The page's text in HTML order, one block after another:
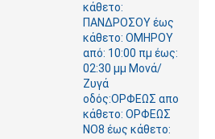
κάθετο:
ΠΑΝΔΡΟΣΟΥ έως
κάθετο: ΟΜΗΡΟΥ
από: 10:00 πμ έως:
02:30 μμ Μονά/
Ζυγά
οδός:ΟΡΦΕΩΣ απο
κάθετο: ΟΡΦΕΩΣ
ΝΟ8 έως κάθετο: